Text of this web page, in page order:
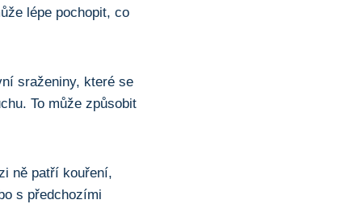
lépe pochopit,⁢ co​
sraženiny,⁣ které se
To může způsobit
ně patří kouření,
s předchozími